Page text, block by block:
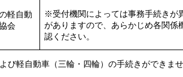
※受付機関によっては事務手続きが
がありますので、あらかじめ各関係
認ください。
軽自動
会
軽自動車（三輪・四輪）の手続きができま